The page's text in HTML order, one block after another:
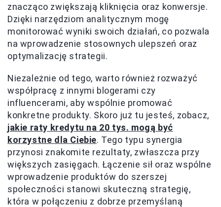
znacząco zwiększają kliknięcia oraz konwersje.
Dzięki narzędziom analitycznym mogę
monitorować wyniki swoich działań, co pozwala
na wprowadzenie stosownych ulepszeń oraz
optymalizację strategii.
Niezależnie od tego, warto również rozważyć
współpracę z innymi blogerami czy
influencerami, aby wspólnie promować
konkretne produkty. Skoro już tu jesteś, zobacz,
jakie raty kredytu na 20 tys. mogą być
korzystne dla Ciebie. Tego typu synergia
przynosi znakomite rezultaty, zwłaszcza przy
większych zasięgach. Łączenie sił oraz wspólne
wprowadzenie produktów do szerszej
społeczności stanowi skuteczną strategię,
która w połączeniu z dobrze przemyślaną